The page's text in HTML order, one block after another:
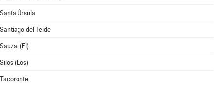
Santa Úrsula
Santiago del Teide
Sauzal (El)
Silos (Los)
Tacoronte